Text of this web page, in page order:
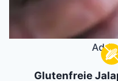
Add
Glutenfreie